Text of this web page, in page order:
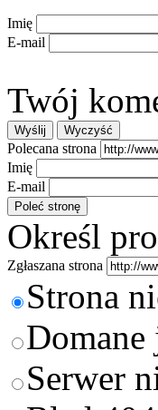
Imię
E-mail
Twój
Polecana strona
Imię
E-mail
Określ
Zgłaszana strona
Strona
Domane
Serwer